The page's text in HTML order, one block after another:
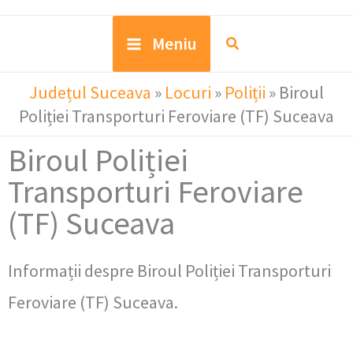
Meniu
Județul Suceava » Locuri » Poliții » Biroul
Poliției Transporturi Feroviare (TF) Suceava
Biroul Poliției
Transporturi Feroviare
(TF) Suceava
Informații despre Biroul Poliției Transporturi
Feroviare (TF) Suceava.